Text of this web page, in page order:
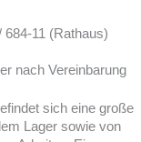
684-11 (Rathaus)
nach Vereinbarung
sich eine große
Lager sowie von